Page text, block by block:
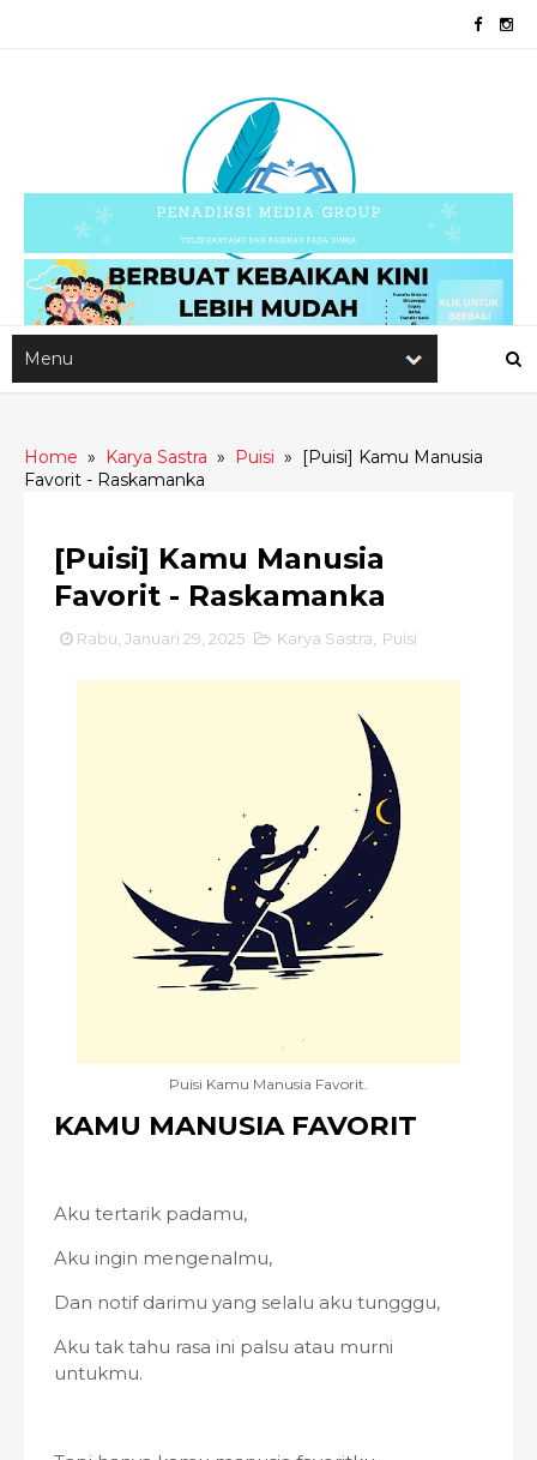
Home » Karya Sastra » Puisi » [Puisi] Kamu Manusia
Favorit - Raskamanka
[Puisi] Kamu Manusia
Favorit - Raskamanka
Rabu, Januari 29, 2025 Karya Sastra Puisi
Puisi Kamu Manusia Favorit.
KAMU MANUSIA FAVORIT
Aku tertarik padamu,
Aku ingin mengenalmu,
Dan notif darimu yang selalu aku tungggu,
Aku tak tahu rasa ini palsu atau murni
untukmu.